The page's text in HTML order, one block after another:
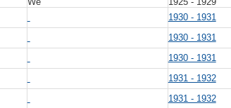
1930 - 1931
1930 - 1931
1930 - 1931
1931 - 1932
1931 - 1932